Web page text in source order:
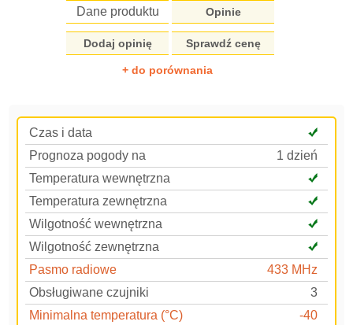
Dane produktu Opinie
Dodaj opinię Sprawdź cenę
+ do porównania
Czas i data
Prognoza pogody na
1 dzień
Temperatura wewnętrzna
Temperatura zewnętrzna
Wilgotność wewnętrzna
Wilgotność zewnętrzna
Pasmo radiowe
433 MHz
Obsługiwane czujniki
3
Minimalna temperatura (°C)
-40